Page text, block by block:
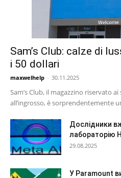
Sam’s Club: calze di
i 50 dollari
maxwelhelp - 30.11.2025
Sam’s Club, il magazzino riservato
all’ingrosso, è sorprendentemente
Дослідники
лабораторію
29.08.2025
У Paramount